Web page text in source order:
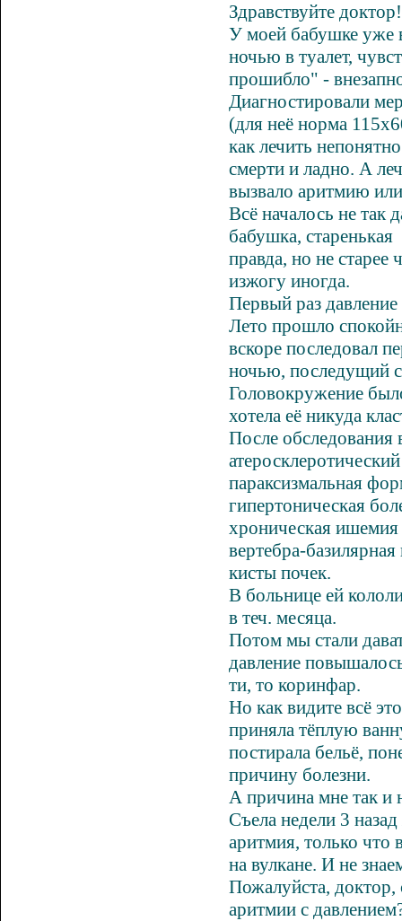
Здравствуйте доктор!
У моей бабушке уже
ночью в туалет,
прошибло" -
Диагностировали
(для неё норма
как лечить
смерти и ладно. А
вызвало аритмию
Всё началось не так
бабушка, старенькая
правда, но не старее
изжогу иногда.
Первый раз
Лето прошло
вскоре последовал
ночью, последущий
Головокружение
хотела её никуда
После
параксизмальная
гипертоническая
хроническая ишемия
вертебра-
кисты почек.
В больнице ей
в теч. месяца.
Потом мы стали
давление
ти, то коринфар.
Но как видите всё
приняла тёплую
постирала бельё,
причину болезни.
А причина мне так и
Съела недели 3
аритмия, только что
на вулкане. И не
Пожалуйста,
аритмии с